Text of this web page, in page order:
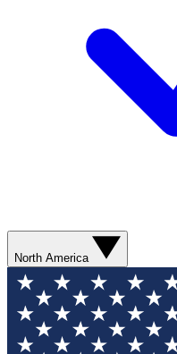
North America